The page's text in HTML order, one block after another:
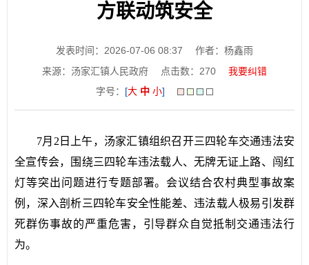
方联动筑安全
发表时间：2026-07-06 08:37
作者：杨鑫雨
来源：汤家汇镇人民政府
点击数： 270
我要纠错
字号： [大 中 小]
7月2日上午，汤家汇镇组织召开三四轮车交通违法安
全宣传会，围绕三四轮车违法载人、无牌无证上路、闯红
灯等突出问题进行专题部署。会议结合农村典型事故案
例，深入剖析三四轮车安全性能差、违法载人极易引发群
死群伤事故的严重危害，引导群众自觉抵制交通违法行
为。